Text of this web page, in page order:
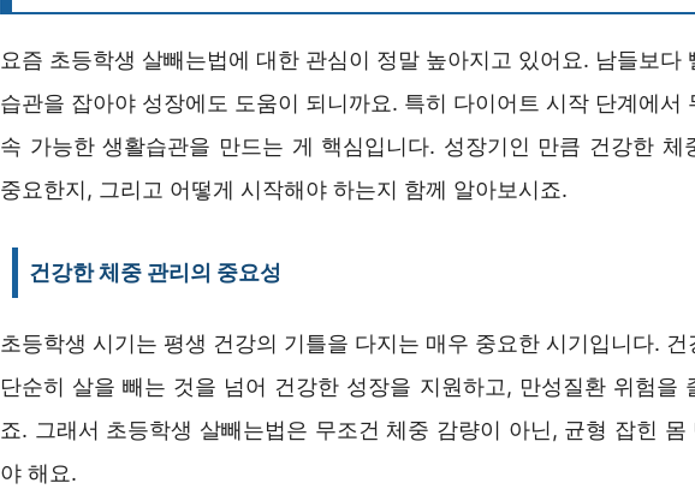
요즘 초등학생 살빼는법에 대한 관심이 정말 높아지고 있어요. 남들보다
습관을 잡아야 성장에도 도움이 되니까요. 특히 다이어트 시작 단계에서
속 가능한 생활습관을 만드는 게 핵심입니다. 성장기인 만큼 건강한 체
중요한지, 그리고 어떻게 시작해야 하는지 함께 알아보시죠.
건강한 체중 관리의 중요성
초등학생 시기는 평생 건강의 기틀을 다지는 매우 중요한 시기입니다. 건
단순히 살을 빼는 것을 넘어 건강한 성장을 지원하고, 만성질환 위험을
죠. 그래서 초등학생 살빼는법은 무조건 체중 감량이 아닌, 균형 잡힌 몸
야 해요.